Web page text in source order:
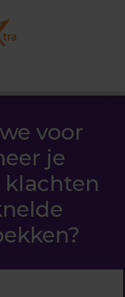
voor
je
klachten